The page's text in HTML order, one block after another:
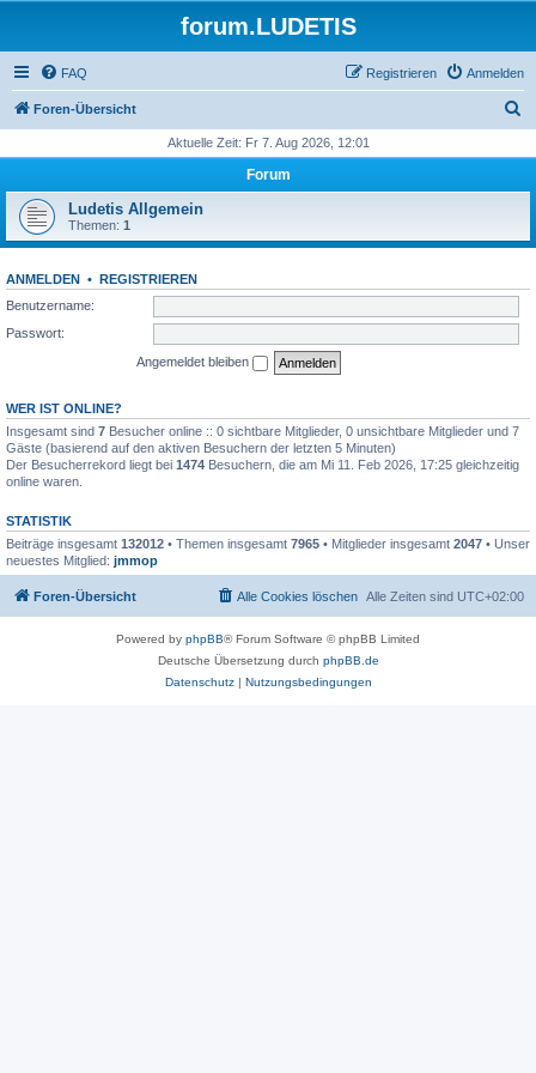
forum.LUDETIS
FAQ Anmelden
Registrieren
Foren-Übersicht
h
Aktuelle Zeit: Fr 7. Aug 2026, 12:01
Forum
Ludetis Allgemein
Themen: 1
ANMELDEN • REGISTRIEREN
Benutzername:
Passwort:
Angemeldet bleiben
WER IST ONLINE?
Insgesamt sind 7 Besucher online :: 0 sichtbare Mitglieder, 0 unsichtbare Mitglieder und 7
Gäste (basierend auf den aktiven Besuchern der letzten 5 Minuten)
Der Besucherrekord liegt bei 1474 Besuchern, die am Mi 11. Feb 2026, 17:25 gleichzeitig
online waren.
STATISTIK
Beiträge insgesamt 132012 • Themen insgesamt 7965 • Mitglieder insgesamt 2047 • Unser
neuestes Mitglied: jmmop
Foren-Übersicht Alle Zeiten sind UTC+02:00
Alle Cookies löschen
Powered by phpBB® Forum Software © phpBB Limited
Deutsche Übersetzung durch phpBB.de
Datenschutz| Nutzungsbedingungen